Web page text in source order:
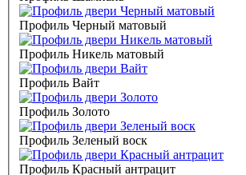
Профиль Черный матовый
Профиль Никель матовый
Профиль Вайт
Профиль Золото
Профиль Зеленый воск
Профиль Красный антрацит